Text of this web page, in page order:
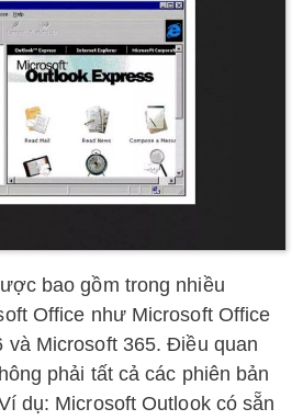
bao gồm trong nhiều
Office như Microsoft Office
và Microsoft 365. Điều quan
phải tất cả các phiên bản
dụ: Microsoft Outlook có sẵn